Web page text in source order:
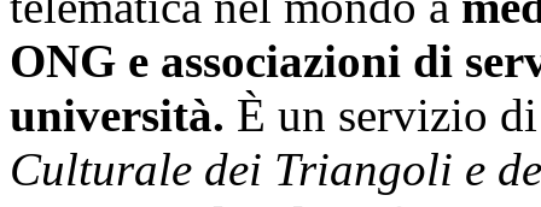
ONG e associazioni di
università. È un servizio
Culturale dei Triangoli e